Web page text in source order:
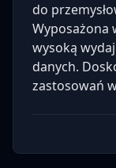
do
Wyposażona
wysoką
danych.
zastosowań